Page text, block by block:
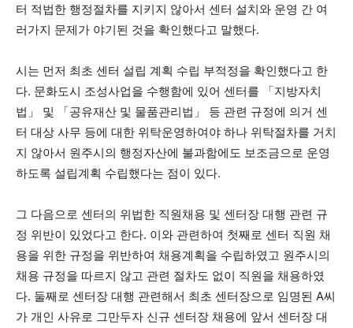
터 적법한 행정절차를 지키지 않아서 센터 설치와 운영 간 여
러가지 문제가 야기된 것을 확인했다고 말했다.
시는 먼저 최초 센터 설립 계획 수립 부적정을 확인했다고 한
다. 문화도시 조성사업을 수행함에 있어 센터를 「지방자치
법」 및 「공유재산 및 물품관리법」 등 관련 규정에 의거 센
터 대상 사무 등에 대한 위탁운영하여야 하나 위탁절차를 거치
지 않아서 원주시의 행정자산에 불과함에도 보조금으로 운영
하도록 설립계획 수립했다는 점이 있다.
그 다음으로 센터의 위법한 직원채용 및 센터장 대행 관련 규
정 위반이 있었다고 한다. 이와 관련하여 첫째로 센터 직원 채
용을 위한 규정을 위반하여 채용계획을 수립하였고 원주시의
채용 규정을 따르지 않고 관련 절차도 없이 직원을 채용하였
다. 둘째로 센터장 대행 관련해서 최초 센터장으로 임명된 A씨
가 개인 사유로 그만두자 신규 센터장 채용에 앞서 센터장 대